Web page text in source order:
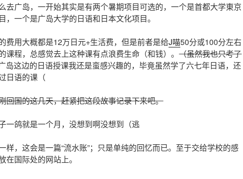
去广岛，一开始其实是有两个暑期项目可选的，一个是首都大学東京
，一个是广岛大学的日语和日本文化项目。
费用大概都是12万日元+生活费，但是前者是给J喵50分或100分左右
课程，总感觉去上这种课有点浪费生命（和钱）。（虽然我也只考了
岛这边的日语授课我还是蛮感兴趣的，毕竟虽然学了六七年日语，还
日语的课（
回国的这几天，赶紧把这段故事记录下来吧。
一鸽就是一个月，没想到啊没想到（逃
样，这会是一篇“流水账”；只是单纯的回忆而已。至于交给学校的感
在国际处的网站上。